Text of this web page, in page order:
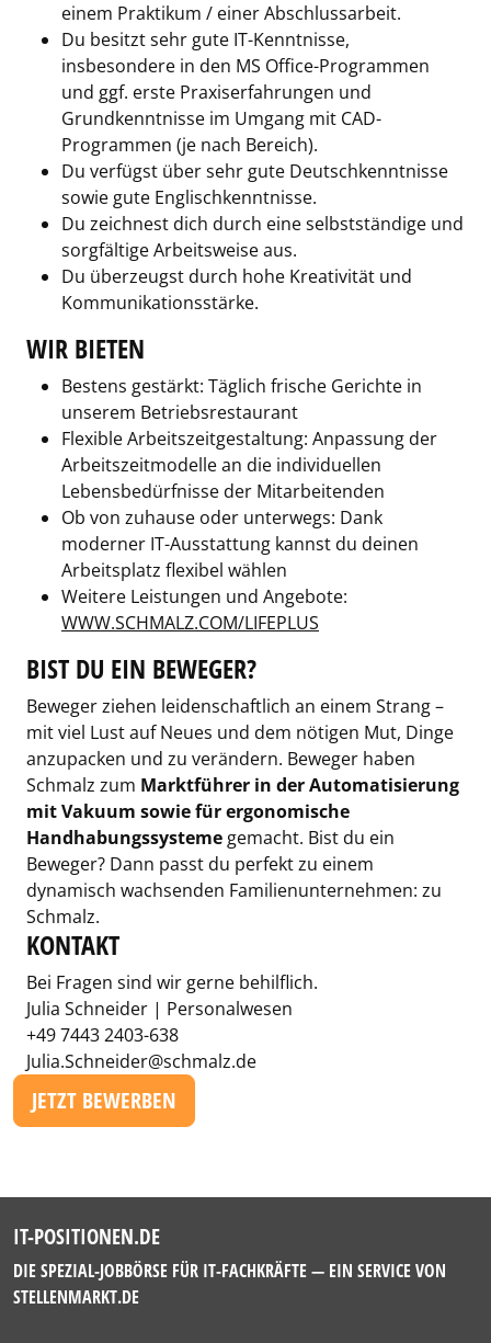
einem Praktikum / einer Abschlussarbeit.
Du besitzt sehr gute IT-Kenntnisse,
insbesondere in den MS Office-Programmen
und ggf. erste Praxiserfahrungen und
Grundkenntnisse im Umgang mit CAD-
Programmen (je nach Bereich).
Du verfügst über sehr gute Deutschkenntnisse
sowie gute Englischkenntnisse.
Du zeichnest dich durch eine selbstständige und
sorgfältige Arbeitsweise aus.
Du überzeugst durch hohe Kreativität und
Kommunikationsstärke.
WIR BIETEN
Bestens gestärkt: Täglich frische Gerichte in
unserem Betriebsrestaurant
Flexible Arbeitszeitgestaltung: Anpassung der
Arbeitszeitmodelle an die individuellen
Lebensbedürfnisse der Mitarbeitenden
Ob von zuhause oder unterwegs: Dank
moderner IT-Ausstattung kannst du deinen
Arbeitsplatz flexibel wählen
Weitere Leistungen und Angebote:
WWW.SCHMALZ.COM/LIFEPLUS
BIST DU EIN BEWEGER?
Beweger ziehen leidenschaftlich an einem Strang –
mit viel Lust auf Neues und dem nötigen Mut, Dinge
anzupacken und zu verändern. Beweger haben
Schmalz zum Marktführer in der Automatisierung
mit Vakuum sowie für ergonomische
Handhabungssysteme gemacht. Bist du ein
Beweger? Dann passt du perfekt zu einem
dynamisch wachsenden Familienunternehmen: zu
Schmalz.
KONTAKT
Bei Fragen sind wir gerne behilflich.
Julia Schneider | Personalwesen
+49 7443 2403-638
Julia.Schneider@schmalz.de
JETZT BEWERBEN
IT-POSITIONEN.DE
DIE SPEZIAL-JOBBÖRSE FÜR IT-FACHKRÄFTE — EIN SERVICE VON
STELLENMARKT.DE